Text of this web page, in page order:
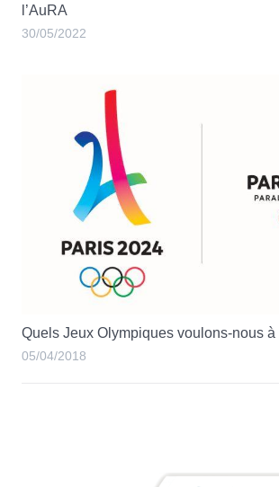
l’AuRA
30/05/2022
Quels Jeux Olympiques voulons-nous à
05/04/2018